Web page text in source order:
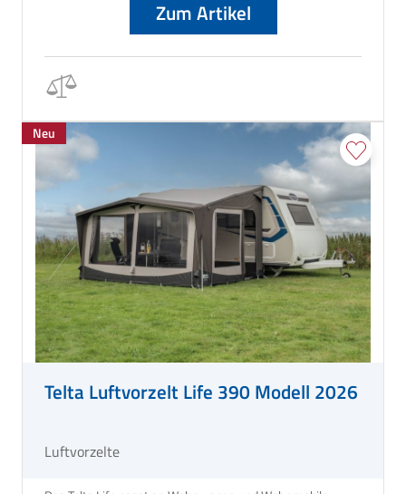
Zum Artikel
Neu
Telta Luftvorzelt Life 390 Modell 2026
Luftvorzelte